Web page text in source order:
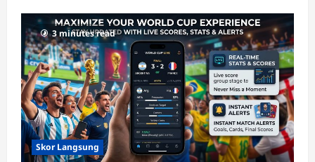
RTP
terupdate
3 minutes read
Skor Langsung